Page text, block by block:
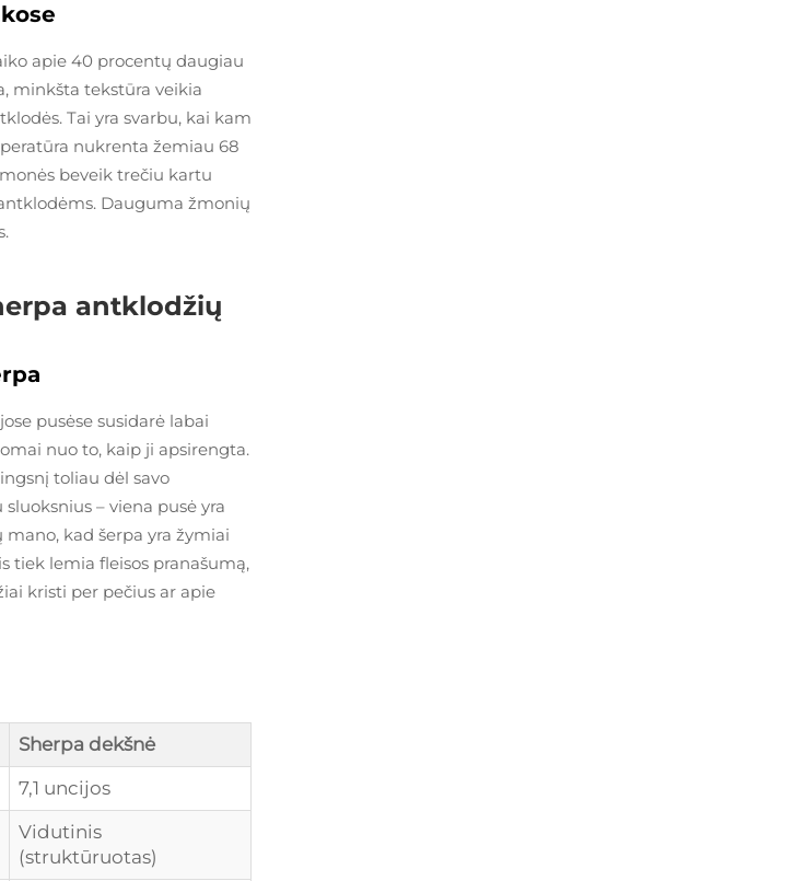
apie 40 procentų daugiau
minkšta tekstūra veikia
Tai yra svarbu, kai kam
nukrenta žemiau 68
beveik trečiu kartu
Dauguma žmonių
antklodžių
pusėse susidarė labai
nuo to, kaip ji apsirengta.
toliau dėl savo
– viena pusė yra
kad šerpa yra žymiai
tiek lemia fleisos pranašumą,
kristi per pečius ar apie
Sherpa dekšnė
7,1 uncijos
Vidutinis
(struktūruotas)